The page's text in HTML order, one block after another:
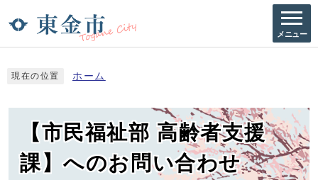
メニュー
現在の位置 ホーム
【市民福祉部 高齢者支援
課】へのお問い合わせ